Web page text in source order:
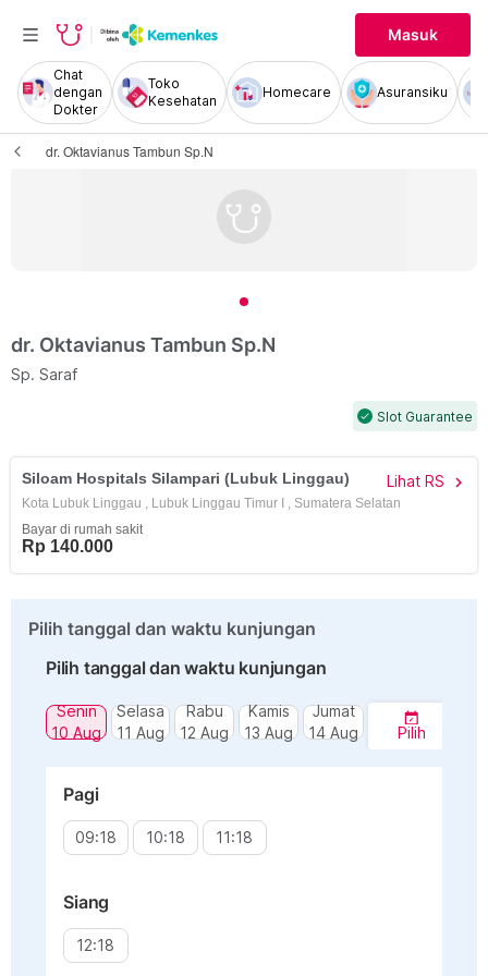
Masuk
Chat
dengan
Dokter
Toko
Kesehatan
Homecare Asuransiku
dr. Oktavianus Tambun Sp.N
dr. Oktavianus Tambun Sp.N
Sp. Saraf
check Slot Guarantee
Siloam Hospitals Silampari (Lubuk Linggau) Lihat RS chevron_right
Kota Lubuk Linggau , Lubuk Linggau Timur I , Sumatera Selatan
Bayar di rumah sakit
Rp 140.000
Pilih tanggal dan waktu kunjungan
Pilih tanggal dan waktu kunjungan
Senin
10 Aug
Selasa
11 Aug
Rabu
12 Aug
Kamis
13 Aug
Jumat
14 Aug
Pilih
Pagi
09:18 10:18 11:18
Siang
12:18